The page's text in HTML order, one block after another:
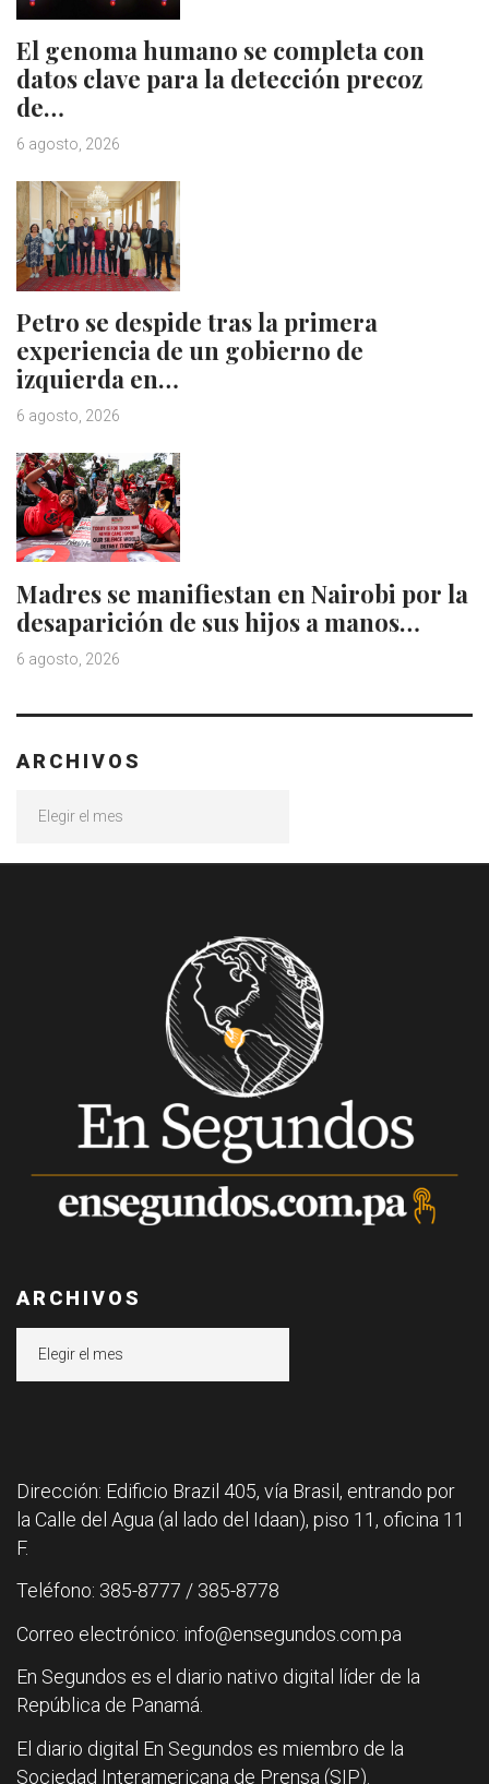
El genoma humano se completa con
datos clave para la detección precoz
de…
6 agosto, 2026
Petro se despide tras la primera
experiencia de un gobierno de
izquierda en…
6 agosto, 2026
Madres se manifiestan en Nairobi por la
desaparición de sus hijos a manos…
6 agosto, 2026
ARCHIVOS
ARCHIVOS
Dirección: Edificio Brazil 405, vía Brasil, entrando por
la Calle del Agua (al lado del Idaan), piso 11, oficina 11
F.
Teléfono: 385-8777 / 385-8778
Correo electrónico: info@ensegundos.com.pa
En Segundos es el diario nativo digital líder de la
República de Panamá.
El diario digital En Segundos es miembro de la
Sociedad Interamericana de Prensa (SIP).